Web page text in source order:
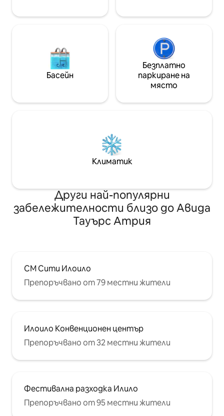
бизнес парка
Басейн
Безплатно
паркиране на
място
Климатик
Други най-популярни
забележителности близо до Авида
Тауърс Атрия
СМ Сити Илоило
Препоръчвано от 79 местни жители
Илоило Конвенционен център
Препоръчвано от 32 местни жители
Фестивална разходка Илило
Препоръчвано от 95 местни жители